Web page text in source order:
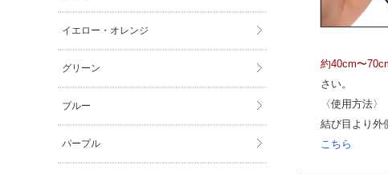
約40cm〜
さい。
〈使用方法〉
結び目より外
こちら
イエロー・オレンジ
グリーン
ブルー
パープル